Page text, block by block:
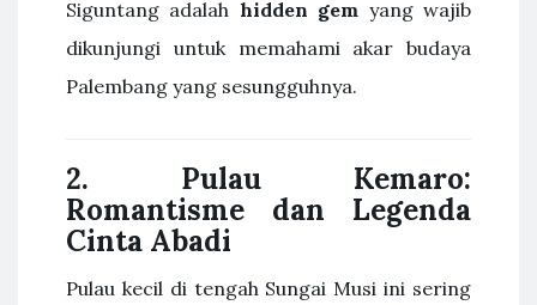
Siguntang adalah hidden gem yang wajib
dikunjungi untuk memahami akar budaya
Palembang yang sesungguhnya.
2. Pulau Kemaro:
Romantisme dan Legenda
Cinta Abadi
Pulau kecil di tengah Sungai Musi ini sering